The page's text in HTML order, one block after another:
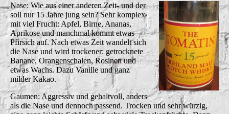
Nase: Wie aus einer anderen Zeit- und der
soll nur 15 Jahre jung sein? Sehr komplex
mit viel Frucht: Apfel, Birne, Ananas,
Aprikose und manchmal kommt etwas
Pfirsich auf. Nach etwas Zeit wandelt sich
die Nase und wird trockener: getrocknete
Banane, Orangenschalen, Rosinen und
etwas Wachs. Dazu Vanille und ganz
milder Kakao.
Gaumen: Aggressiv und gehaltvoll, anders
als die Nase und dennoch passend. Trocken und sehr würzig,